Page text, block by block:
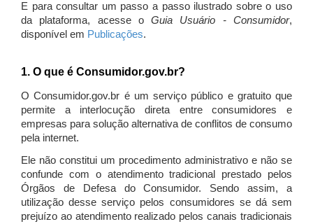
E para consultar um passo a passo ilustrado sobre o uso
da plataforma, acesse oGuia Usuário - Consumidor,
disponível em Publicações.
1. O que é Consumidor.gov.br?
O Consumidor.gov.br é um serviço público e gratuito que
permite a interlocução direta entre consumidores e
empresas para solução alternativa de conflitos de consumo
pela internet.
Ele não constitui um procedimento administrativo e não se
confunde com o atendimento tradicional prestado pelos
Órgãos de Defesa do Consumidor. Sendo assim, a
utilização desse serviço pelos consumidores se dá sem
prejuízo ao atendimento realizado pelos canais tradicionais